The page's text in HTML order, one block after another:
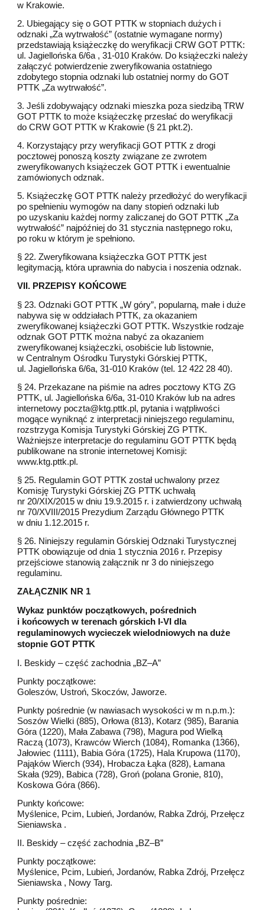
w Krakowie.
2. Ubiegający się o GOT PTTK w stopniach dużych i
odznaki „Za wytrwałość” (ostatnie wymagane normy)
przedstawiają książeczkę do weryfikacji CRW GOT PTTK:
ul. Jagiellońska 6/6a , 31-010 Kraków. Do książeczki należy
załączyć potwierdzenie zweryfikowania ostatniego
zdobytego stopnia odznaki lub ostatniej normy do GOT
PTTK „Za wytrwałość”.
3. Jeśli zdobywający odznaki mieszka poza siedzibą TRW
GOT PTTK to może książeczkę przesłać do weryfikacji
do CRW GOT PTTK w Krakowie (§ 21 pkt.2).
4. Korzystający przy weryfikacji GOT PTTK z drogi
pocztowej ponoszą koszty związane ze zwrotem
zweryfikowanych książeczek GOT PTTK i ewentualnie
zamówionych odznak.
5. Książeczkę GOT PTTK należy przedłożyć do weryfikacji
po spełnieniu wymogów na dany stopień odznaki lub
po uzyskaniu każdej normy zaliczanej do GOT PTTK „Za
wytrwałość” najpóźniej do 31 stycznia następnego roku,
po roku w którym je spełniono.
§ 22. Zweryfikowana książeczka GOT PTTK jest
legitymacją, która uprawnia do nabycia i noszenia odznak.
VII. PRZEPISY KOŃCOWE
§ 23. Odznaki GOT PTTK „W góry”, popularną, małe i duże
nabywa się w oddziałach PTTK, za okazaniem
zweryfikowanej książeczki GOT PTTK. Wszystkie rodzaje
odznak GOT PTTK można nabyć za okazaniem
zweryfikowanej książeczki, osobiście lub listownie,
w Centralnym Ośrodku Turystyki Górskiej PTTK,
ul. Jagiellońska 6/6a, 31-010 Kraków (tel. 12 422 28 40).
§ 24. Przekazane na piśmie na adres pocztowy KTG ZG
PTTK, ul. Jagiellońska 6/6a, 31-010 Kraków lub na adres
internetowy poczta@ktg.pttk.pl, pytania i wątpliwości
mogące wyniknąć z interpretacji niniejszego regulaminu,
rozstrzyga Komisja Turystyki Górskiej ZG PTTK.
Ważniejsze interpretacje do regulaminu GOT PTTK będą
publikowane na stronie internetowej Komisji:
www.ktg.pttk.pl.
§ 25. Regulamin GOT PTTK został uchwalony przez
Komisję Turystyki Górskiej ZG PTTK uchwałą
nr 20/XIX/2015 w dniu 19.9.2015 r. i zatwierdzony uchwałą
nr 70/XVIII/2015 Prezydium Zarządu Głównego PTTK
w dniu 1.12.2015 r.
§ 26. Niniejszy regulamin Górskiej Odznaki Turystycznej
PTTK obowiązuje od dnia 1 stycznia 2016 r. Przepisy
przejściowe stanowią załącznik nr 3 do niniejszego
regulaminu.
ZAŁĄCZNIK NR 1
Wykaz punktów początkowych, pośrednich
i końcowych w terenach górskich I-VI dla
regulaminowych wycieczek wielodniowych na duże
stopnie GOT PTTK
I. Beskidy – część zachodnia „BZ–A”
Punkty początkowe:
Goleszów, Ustroń, Skoczów, Jaworze.
Punkty pośrednie (w nawiasach wysokości w m n.p.m.):
Soszów Wielki (885), Orłowa (813), Kotarz (985), Barania
Góra (1220), Mała Zabawa (798), Magura pod Wielką
Raczą (1073), Krawców Wierch (1084), Romanka (1366),
Jałowiec (1111), Babia Góra (1725), Hala Krupowa (1170),
Pająków Wierch (934), Hrobacza Łąka (828), Łamana
Skała (929), Babica (728), Groń (polana Gronie, 810),
Koskowa Góra (866).
Punkty końcowe:
Myślenice, Pcim, Lubień, Jordanów, Rabka Zdrój, Przełęcz
Sieniawska .
II. Beskidy – część zachodnia „BZ–B”
Punkty początkowe:
Myślenice, Pcim, Lubień, Jordanów, Rabka Zdrój, Przełęcz
Sieniawska , Nowy Targ.
Punkty pośrednie: